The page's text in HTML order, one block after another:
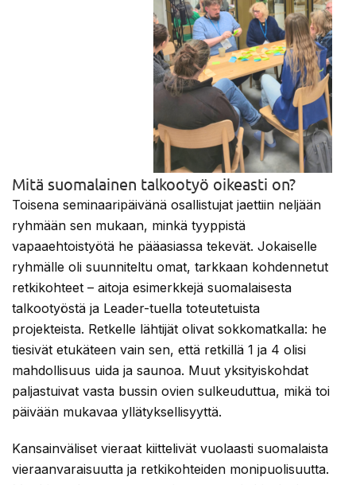
Mitä suomalainen talkootyö oikeasti on?
Toisena seminaaripäivänä osallistujat jaettiin neljään
ryhmään sen mukaan, minkä tyyppistä
vapaaehtoistyötä he pääasiassa tekevät. Jokaiselle
ryhmälle oli suunniteltu omat, tarkkaan kohdennetut
retkikohteet – aitoja esimerkkejä suomalaisesta
talkootyöstä ja Leader-tuella toteutetuista
projekteista. Retkelle lähtijät olivat sokkomatkalla: he
tiesivät etukäteen vain sen, että retkillä 1 ja 4 olisi
mahdollisuus uida ja saunoa. Muut yksityiskohdat
paljastuivat vasta bussin ovien sulkeuduttua, mikä toi
päivään mukavaa yllätyksellisyyttä.
Kansainväliset vieraat kiittelivät vuolaasti suomalaista
vieraanvaraisuutta ja retkikohteiden monipuolisuutta.